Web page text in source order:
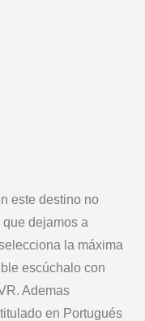
este destino no
dejamos a
la máxima
escúchalo con
Ademas
en Portugués